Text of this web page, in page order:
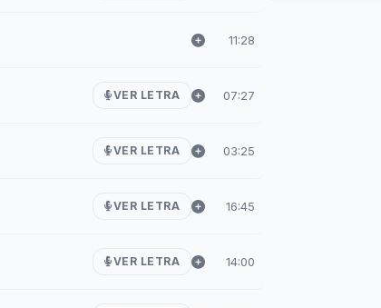
11:28
VER LETRA 07:27
VER LETRA 03:25
VER LETRA 16:45
VER LETRA 14:00